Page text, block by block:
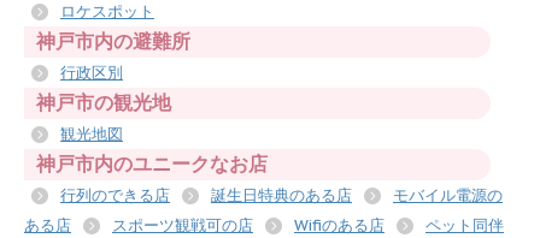
ロケスポット
神戸市内の避難所
行政区別
神戸市の観光地
観光地図
神戸市内のユニークなお店
行列のできる店 誕生日特典のある店
モバイル電源の
ある店
スポーツ観戦可の店 Wifiのある店
ペット同伴